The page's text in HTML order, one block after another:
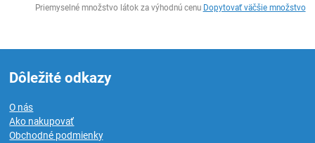
Priemyselné množstvo látok za výhodnú cenu Dopytovať väčšie množstvo
Dôležité odkazy
O nás
Ako nakupovať
Obchodné podmienky